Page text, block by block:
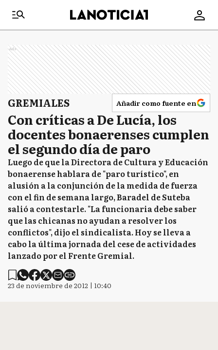
Ads
GREMIALES Añadir como fuente en
Con críticas a De Lucía, los
docentes bonaerenses cumplen
el segundo día de paro
Luego de que la Directora de Cultura y Educación
bonaerense hablara de "paro turístico", en
alusión a la conjunción de la medida de fuerza
con el fin de semana largo, Baradel de Suteba
salió a contestarle. "La funcionaria debe saber
que las chicanas no ayudan a resolver los
conflictos", dijo el sindicalista. Hoy se lleva a
cabo la última jornada del cese de actividades
lanzado por el Frente Gremial.
23 de noviembre de 2012 | 10:40